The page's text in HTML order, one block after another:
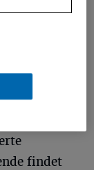
sich die
findet